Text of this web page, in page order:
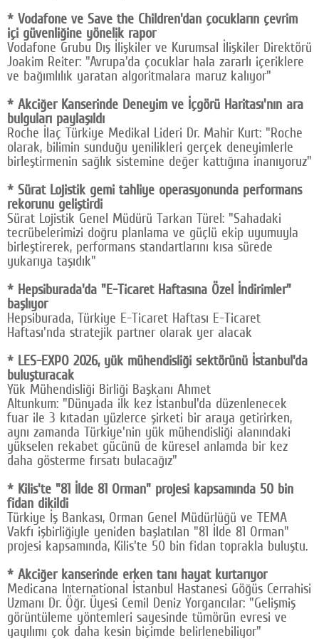
* Vodafone ve Save the Children'dan çocukların çevrim
içi güvenliğine yönelik rapor
Vodafone Grubu Dış İlişkiler ve Kurumsal İlişkiler Direktörü
Joakim Reiter: "Avrupa'da çocuklar hala zararlı içeriklere
ve bağımlılık yaratan algoritmalara maruz kalıyor"
* Akciğer Kanserinde Deneyim ve İçgörü Haritası'nın ara
bulguları paylaşıldı
Roche İlaç Türkiye Medikal Lideri Dr. Mahir Kurt: "Roche
olarak, bilimin sunduğu yenilikleri gerçek deneyimlerle
birleştirmenin sağlık sistemine değer kattığına inanıyoruz"
* Sürat Lojistik gemi tahliye operasyonunda performans
rekorunu geliştirdi
Sürat Lojistik Genel Müdürü Tarkan Türel: "Sahadaki
tecrübelerimizi doğru planlama ve güçlü ekip uyumuyla
birleştirerek, performans standartlarını kısa sürede
yukarıya taşıdık"
* Hepsiburada'da "E-Ticaret Haftasına Özel İndirimler"
başlıyor
Hepsiburada, Türkiye E-Ticaret Haftası E-Ticaret
Haftası'nda stratejik partner olarak yer alacak
* LES-EXPO 2026, yük mühendisliği sektörünü İstanbul'da
buluşturacak
Yük Mühendisliği Birliği Başkanı Ahmet
Altunkum: "Dünyada ilk kez İstanbul'da düzenlenecek
fuar ile 3 kıtadan yüzlerce şirketi bir araya getirirken,
aynı zamanda Türkiye'nin yük mühendisliği alanındaki
yükselen rekabet gücünü de küresel anlamda bir kez
daha gösterme fırsatı bulacağız"
* Kilis'te "81 İlde 81 Orman" projesi kapsamında 50 bin
fidan dikildi
Türkiye İş Bankası, Orman Genel Müdürlüğü ve TEMA
Vakfı işbirliğiyle yeniden başlatılan "81 İlde 81 Orman"
projesi kapsamında, Kilis'te 50 bin fidan toprakla buluştu.
* Akciğer kanserinde erken tanı hayat kurtarıyor
Medicana International İstanbul Hastanesi Göğüs Cerrahisi
Uzmanı Dr. Öğr. Üyesi Cemil Deniz Yorgancılar: "Gelişmiş
görüntüleme yöntemleri sayesinde tümörün evresi ve
yayılımı çok daha kesin biçimde belirlenebiliyor"